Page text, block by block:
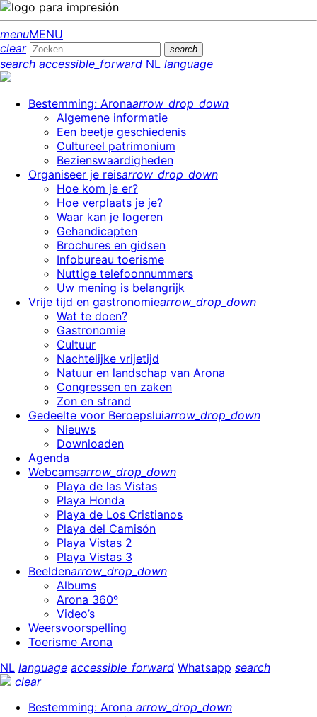
menuMENU
clear
search
search accessible_forward NL language
Bestemming: Aronaarrow_drop_down
Algemene informatie
Een beetje geschiedenis
Cultureel patrimonium
Bezienswaardigheden
Organiseer je reisarrow_drop_down
Hoe kom je er?
Hoe verplaats je je?
Waar kan je logeren
Gehandicapten
Brochures en gidsen
Infobureau toerisme
Nuttige telefoonnummers
Uw mening is belangrijk
Vrije tijd en gastronomiearrow_drop_down
Wat te doen?
Gastronomie
Cultuur
Nachtelijke vrijetijd
Natuur en landschap van Arona
Congressen en zaken
Zon en strand
Gedeelte voor Beroepsluiarrow_drop_down
Nieuws
Downloaden
Agenda
Webcamsarrow_drop_down
Playa de las Vistas
Playa Honda
Playa de Los Cristianos
Playa del Camisón
Playa Vistas 2
Playa Vistas 3
Beeldenarrow_drop_down
Albums
Arona 360º
Video’s
Weersvoorspelling
Toerisme Arona
NL language accessible_forward Whatsapp search
clear
Bestemming: Arona arrow_drop_down